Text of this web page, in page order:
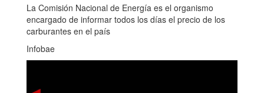
La Comisión Nacional de Energía es el organismo
encargado de informar todos los días el precio de los
carburantes en el país
Infobae